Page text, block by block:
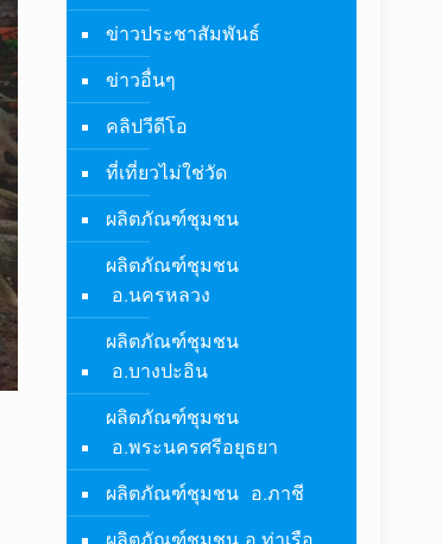
ข่าวประชาสัมพันธ์
ข่าวอื่นๆ
คลิปวีดีโอ
ที่เที่ยวไม่ใช่วัด
ผลิตภัณฑ์ชุมชน
ผลิตภัณฑ์ชุมชน
อ.นครหลวง
ผลิตภัณฑ์ชุมชน
อ.บางปะอิน
ผลิตภัณฑ์ชุมชน
อ.พระนครศรีอยุธยา
ผลิตภัณฑ์ชุมชน อ.ภาชี
ผลิตภัณฑ์ชุมชน อ.ท่าเรือ